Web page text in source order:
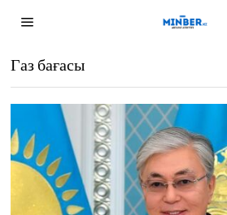
Газ бағасы